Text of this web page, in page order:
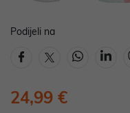
Podijeli na
24,99 €